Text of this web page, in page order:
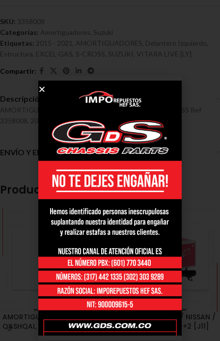
SKU: 3358008
Categorías: Amortiguadores Suzuki
Etiquetas: 2015 - 2021 AMORTIGUADORES Delantero Izquierdo
Estructura EXCEL-GAS S-CROSS SUZUKI VITARA LIVE [LY]
Descripción
AMORTIGUADORES / SUZUKI/ VITARA LIVE [LY], S-CROSS Ref
3358008, 2015 – 2021
ENVÍO Y ENTREGA
Productos relacionados
AMORTIGUADORES / NISSAN /
QASHQAI, QASHQAI +2 [J10]
AMORTIGUADORES / NISSAN /
QASHQAI, QASHQAI +2 [J11]